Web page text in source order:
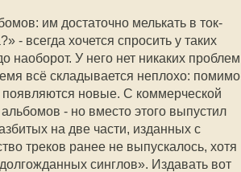
им достаточно мелькать в ток-
- всегда хочется спросить у таких
наоборот. У него нет никаких проблем
всё складывается неплохо: помимо
новые. С коммерческой
- но вместо этого выпустил
на две части, изданных с
треков ранее не выпускалось, хотя
синглов». Издавать вот